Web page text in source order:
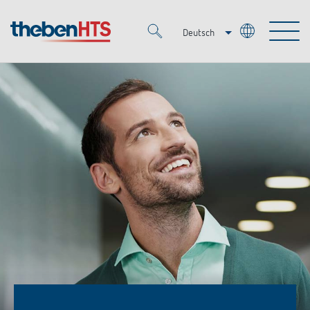
Deutsch
Italiano
Produkte
Smart Home
Präsenzmelder & Bewegungsmelder
OEM-Lösungen
Ansprechpartner OEM
Referenzen
Zeit- und Lichtsteuerung
DALI-2 Lichtsteuerung
Unternehmen